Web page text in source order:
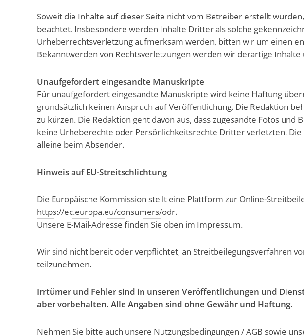
Soweit die Inhalte auf dieser Seite nicht vom Betreiber erstellt
beachtet. Insbesondere werden Inhalte Dritter als solche
Urheberrechtsverletzung aufmerksam werden, bitten wir um einen
Bekanntwerden von Rechtsverletzungen werden wir derartige
Unaufgefordert eingesandte Manuskripte
Für unaufgefordert eingesandte Manuskripte wird keine Haftung
grundsätzlich keinen Anspruch auf Veröffentlichung. Die Redaktion
zu kürzen. Die Redaktion geht davon aus, dass zugesandte Fotos und
keine Urheberechte oder Persönlichkeitsrechte Dritter verletzten.
alleine beim Absender.
Hinweis auf EU-Streitschlichtung
Die Europäische Kommission stellt eine Plattform zur Online-
https://ec.europa.eu/consumers/odr.
Unsere E-Mail-Adresse finden Sie oben im Impressum.
Wir sind nicht bereit oder verpflichtet, an Streitbeilegungsverfahren
teilzunehmen.
Irrtümer und Fehler sind in unseren Veröffentlichungen und
aber vorbehalten. Alle Angaben sind ohne Gewähr und Haftung.
Nehmen Sie bitte auch unsere Nutzungsbedingungen / AGB sowie